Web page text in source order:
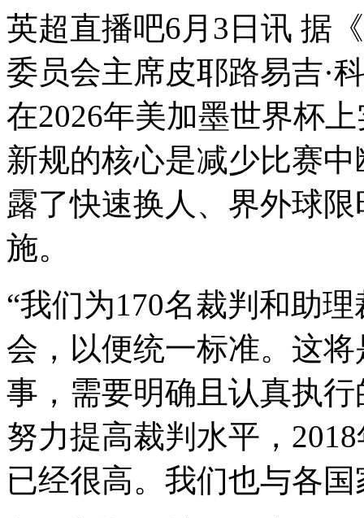
英超直播吧6月3日讯 据
委员会主席皮耶路易吉·
在2026年美加墨世界杯
新规的核心是减少比赛
露了快速换人、界外球
施。
“我们为170名裁判和助
会，以便统一标准。这
事，需要明确且认真执
努力提高裁判水平，
已经很高。我们也与各